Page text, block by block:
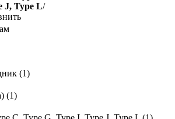
J, Type L/
(1)
(1)